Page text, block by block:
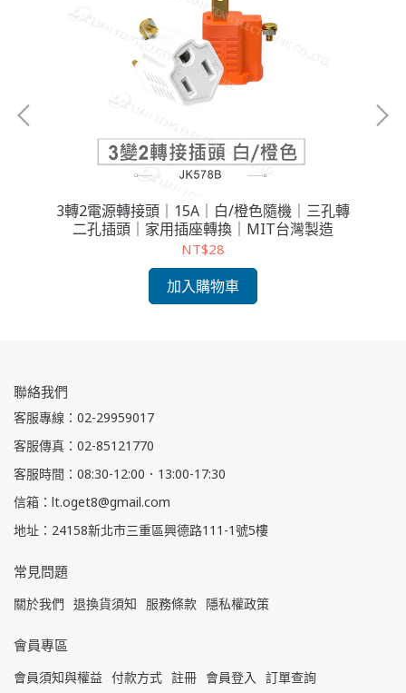
3轉2電源轉接頭｜15A｜白/橙色隨機｜三孔轉
二孔插頭｜家用插座轉換｜MIT台灣製造
NT$28
加入購物車
聯絡我們
客服專線：02-29959017
客服傳真：02-85121770
客服時間：08:30-12:00．13:00-17:30
信箱：lt.oget8@gmail.com
地址：24158新北市三重區興德路111-1號5樓
常見問題
關於我們 退換貨須知 服務條款 隱私權政策
會員專區
會員須知與權益 付款方式 註冊 會員登入 訂單查詢